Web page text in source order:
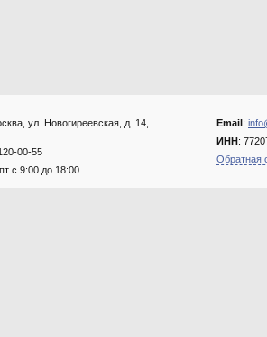
ул. Новогиреевская, д. 14,
00-55
с 9:00 до 18:00
Email:
ИНН:
Обратная